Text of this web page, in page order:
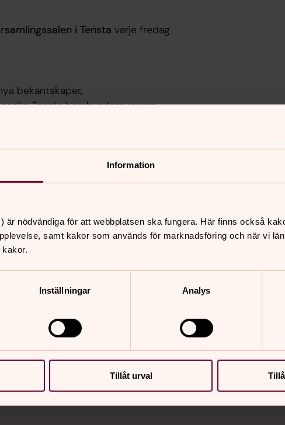
Information
är nödvändiga för att webbplatsen ska fungera. Här finns också
samt kakor som används för marknadsföring och när vi
Inställningar Analys
Tillåt urval
i Tensta varje fredag
bekantskaper,
Tensta hembygdsmuseum.
sommarandakt i Tensta kyrka 10.45.